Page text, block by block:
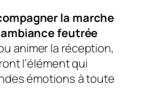
la marche
feutrée
animer la réception,
l’élément qui
émotions à toute